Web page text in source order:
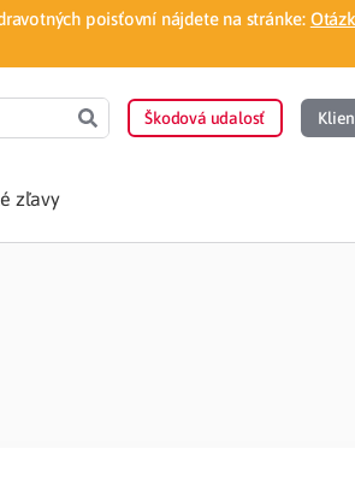
poisťovní nájdete na stránke:
Škodová udalosť
zľavy